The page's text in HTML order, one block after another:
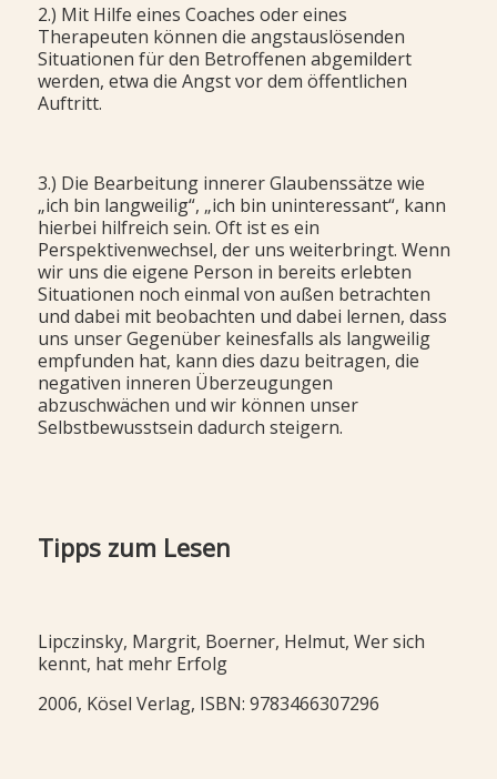
2.) Mit Hilfe eines Coaches oder eines
Therapeuten können die angstauslösenden
Situationen für den Betroffenen abgemildert
werden, etwa die Angst vor dem öffentlichen
Auftritt.
3.) Die Bearbeitung innerer Glaubenssätze wie
„ich bin langweilig“, „ich bin uninteressant“, kann
hierbei hilfreich sein. Oft ist es ein
Perspektivenwechsel, der uns weiterbringt. Wenn
wir uns die eigene Person in bereits erlebten
Situationen noch einmal von außen betrachten
und dabei mit beobachten und dabei lernen, dass
uns unser Gegenüber keinesfalls als langweilig
empfunden hat, kann dies dazu beitragen, die
negativen inneren Überzeugungen
abzuschwächen und wir können unser
Selbstbewusstsein dadurch steigern.
Tipps zum Lesen
Lipczinsky, Margrit, Boerner, Helmut, Wer sich
kennt, hat mehr Erfolg
2006, Kösel Verlag, ISBN: 9783466307296